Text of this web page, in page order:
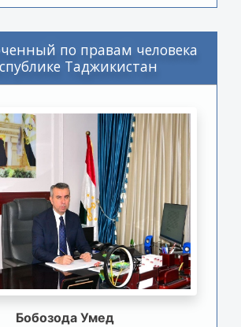
по правам человека
Таджикистан
Бобозода Умед